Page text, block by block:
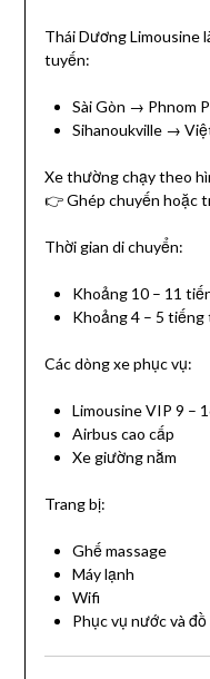
Thái Dương Limousine
tuyến:
Sài Gòn → Phnom
Sihanoukville →
Xe thường chạy theo
👉 Ghép chuyến hoặc
Thời gian di chuyển:
Khoảng 10 – 11
Khoảng 4 – 5 tiếng
Các dòng xe phục vụ:
Limousine VIP 9 –
Airbus cao cấp
Xe giường nằm
Trang bị:
Ghế massage
Máy lạnh
Wifi
Phục vụ nước và